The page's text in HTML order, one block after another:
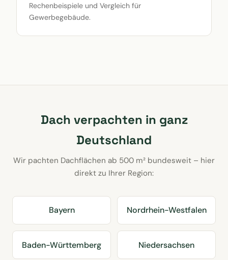
Rechenbeispiele und Vergleich für
Gewerbegebäude.
Dach verpachten in ganz
Deutschland
Wir pachten Dachflächen ab 500 m² bundesweit – hier
direkt zu Ihrer Region:
Bayern Nordrhein-Westfalen
Baden-Württemberg Niedersachsen